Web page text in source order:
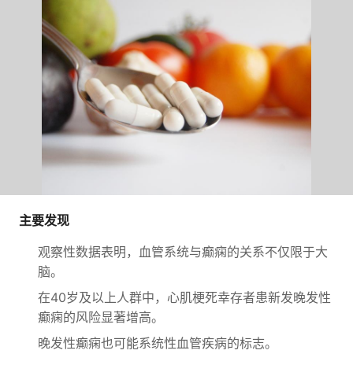
主要发现
观察性数据表明，血管系统与癫痫的关系不仅限于大
脑。
在40岁及以上人群中，心肌梗死幸存者患新发晚发性
癫痫的风险显著增高。
晚发性癫痫也可能系统性血管疾病的标志。